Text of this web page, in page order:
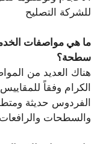
للشركة التصليح
ما هي مواصفات
سطحة؟
هناك العديد من
الكرام وفقاً
الفردوس حديثة
والسطحات والرافعات